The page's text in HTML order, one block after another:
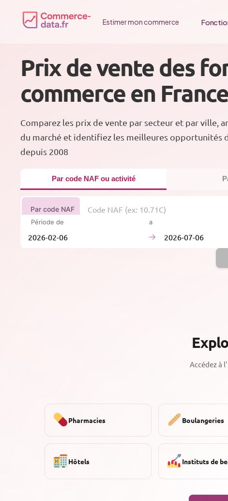
Estimer mon commerce
Prix de vente des
commerce en France
Comparez les prix de vente par secteur et par ville,
du marché et identifiez les meilleures opportunités
depuis 2008
Par code NAF ou activité
Par code NAF
Période de à
→
Accédez à
Pharmacies Boulangeries
Hôtels Instituts de